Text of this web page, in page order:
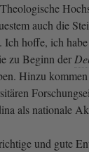
auch die
Ich hoffe, ich habe
zu Beginn der
Hinzu
als nationale
und gute